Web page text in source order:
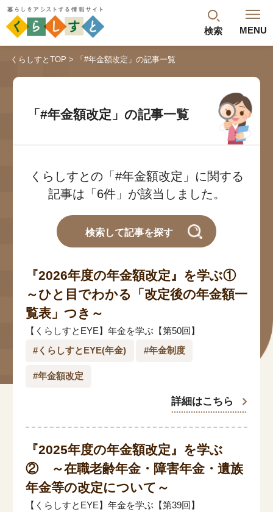
検索 MENU
閉じる
最新記事 閲覧履歴 ランキング
年金のよくあるご質問
人気#タグ「5選」
#年金広報
#くらしすとEYE(年金)
#ねんきんAtoZ
「健康」に関する記事
くらしすとTOP 「#年金額改定」の記事一覧
「#年金額改定」の記事一覧
くらしすとの「#年金額改定」に関する
記事は「6件」が該当しました。
検索して記事を探す
『2026年度の年金額改定』を学ぶ①
～ひと目でわかる「改定後の年金額一
覧表」つき～
【くらしすとEYE】年金を学ぶ【第50回】
#くらしすとEYE(年金) #年金制度
#年金額改定
詳細はこちら
『2025年度の年金額改定』を学ぶ
② ～在職老齢年金・障害年金・遺族
年金等の改定について～
【くらしすとEYE】年金を学ぶ【第39回】